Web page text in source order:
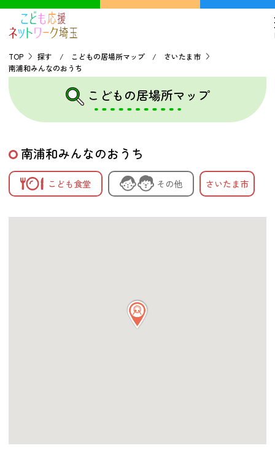
TOP
こどもの貧困について
探す
こどもの居場所マップ
TOP
探す / こどもの居場所マップ / さいたま市
南浦和みんなのおうち
こどもの居場所マップ
南浦和みんなのおうち
こども食堂 その他 さいたま市